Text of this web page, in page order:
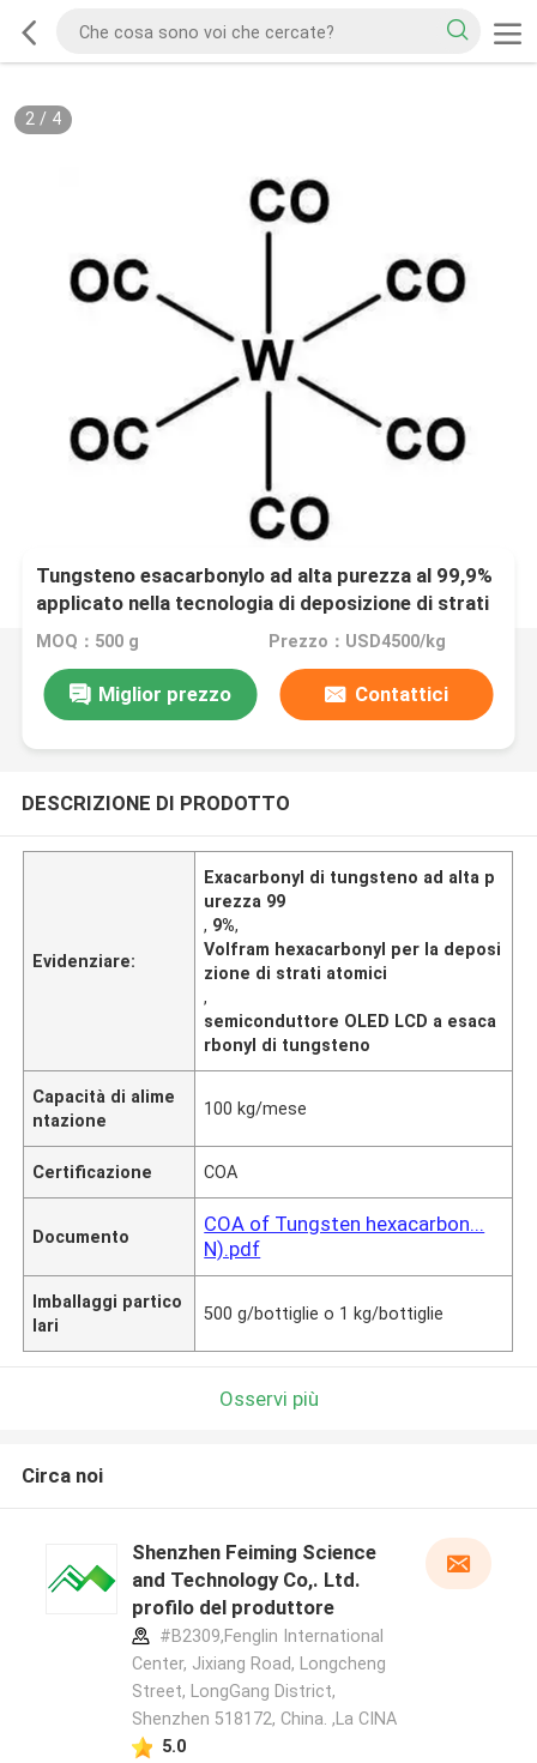
2/ 4
Tungsteno esacarbonylo ad alta purezza al 99,9%
applicato nella tecnologia di deposizione di strati
atomici con eccellenti proprietà elettriche e
meccaniche adatte ai display LCD OLED e alle
industrie dei semiconduttori
MOQ：500 g Prezzo：USD4500/kg
Miglior prezzo Contattici
DESCRIZIONE DI PRODOTTO
Evidenziare:
Exacarbonyl di tungsteno ad alta p
urezza 99
, 9%,
Volfram hexacarbonyl per la deposi
zione di strati atomici
,
semiconduttore OLED LCD a esaca
rbonyl di tungsteno
Capacità di alime
ntazione
100 kg/mese
Certificazione COA
Documento
COA of Tungsten hexacarbon...
N).pdf
Imballaggi partico
lari
500 g/bottiglie o 1 kg/bottiglie
Osservi più
Circa noi
Shenzhen Feiming Science
and Technology Co,. Ltd.
profilo del produttore
#B2309,Fenglin International
Center, Jixiang Road, Longcheng
Street, LongGang District,
Shenzhen 518172, China. ,La CINA
5.0